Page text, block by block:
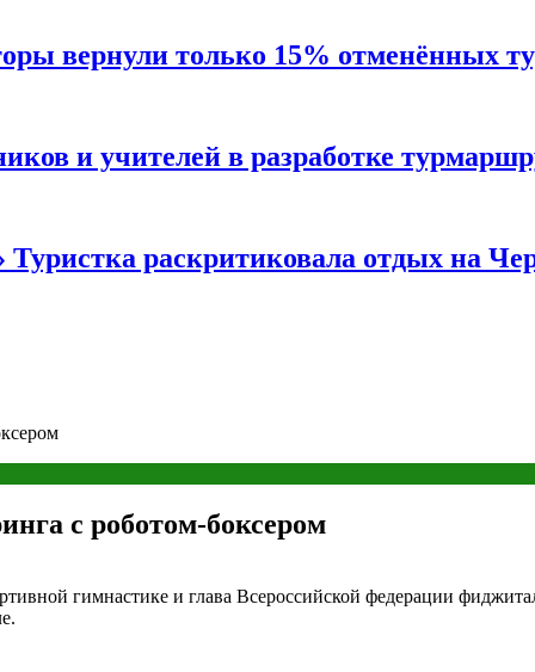
вернули только 15% отменённых
и учителей в разработке
раскритиковала отдых на
с роботом-боксером
гимнастике и глава Всероссийской федерации